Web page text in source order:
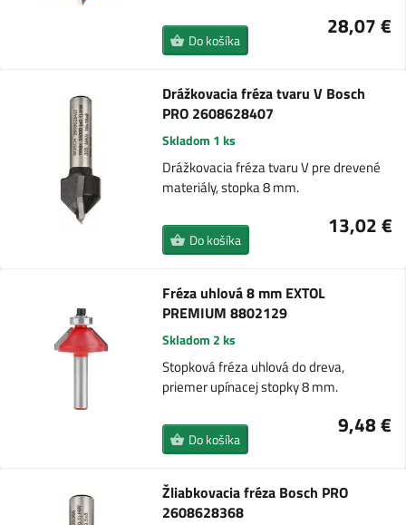
28,07 €
Do košíka
Drážkovacia fréza tvaru V Bosch
PRO 2608628407
Skladom 1 ks
Drážkovacia fréza tvaru V pre drevené
materiály, stopka 8 mm.
13,02 €
Do košíka
Fréza uhlová 8 mm EXTOL
PREMIUM 8802129
Skladom 2 ks
Stopková fréza uhlová do dreva,
priemer upínacej stopky 8 mm.
9,48 €
Do košíka
Žliabkovacia fréza Bosch PRO
2608628368